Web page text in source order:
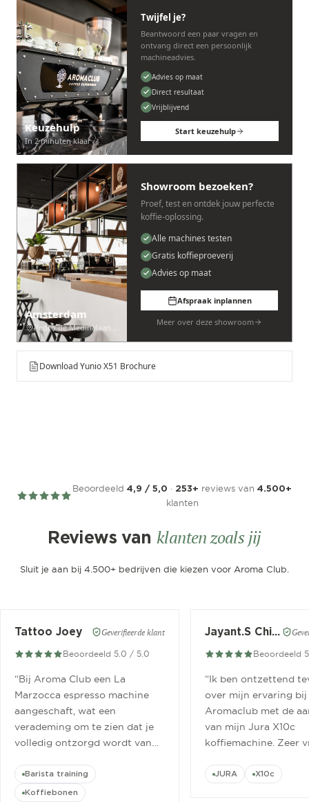
Keuzehulp
In 2 minuten klaar
Twijfel je?
Beantwoord een paar vragen en
ontvang direct een persoonlijk
machineadvies.
Advies op maat
Direct resultaat
Vrijblijvend
Start keuzehulp
Amsterdam
Pedro de Medinalaan 53
Showroom bezoeken?
Proef, test en ontdek jouw perfecte
koffie-oplossing.
Alle machines testen
Gratis koffieproeverij
Advies op maat
Afspraak inplannen
Meer over deze showroom
Download Yunio X51 Brochure
Beoordeeld 4,9 / 5,0 · 253+ reviews van 4.500+
klanten
Reviews van klanten zoals jij
Sluit je aan bij 4.500+ bedrijven die kiezen voor Aroma Club.
Tattoo Joey Geverifieerde klant
Beoordeeld 5.0 / 5.0
“Bij Aroma Club een La
Marzocca espresso machine
aangeschaft, wat een
verademing om te zien dat je
volledig ontzorgd wordt van
cursus.”
Barista training
Koffiebonen
Jayant.S Chitaroe
Beoordeeld
“Ik ben ontzettend
over mijn ervaring bij
Aromaclub met de
van mijn Jura X10c
koffiemachine. Zeer
JURA X10c